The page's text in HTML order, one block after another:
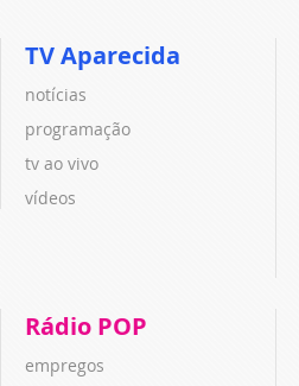
TV Aparecida
notícias
programação
tv ao vivo
vídeos
Rádio POP
empregos